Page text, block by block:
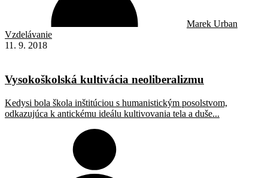
Marek Urban
Vzdelávanie
11. 9. 2018
Vysokoškolská kultivácia neoliberalizmu
Kedysi bola škola inštitúciou s humanistickým posolstvom,
odkazujúca k antickému ideálu kultivovania tela a duše...